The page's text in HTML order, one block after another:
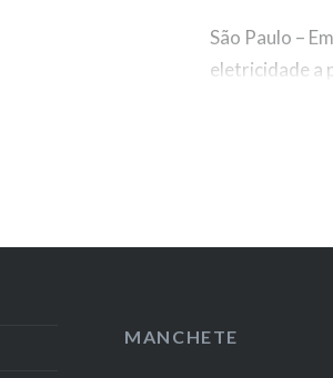
São Paulo –
eletricidade a
renováveis
Agência
MANCHETE